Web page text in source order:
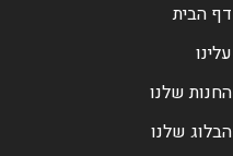
דף הבית
עלינו
החנות שלנו
הבלוג שלנו